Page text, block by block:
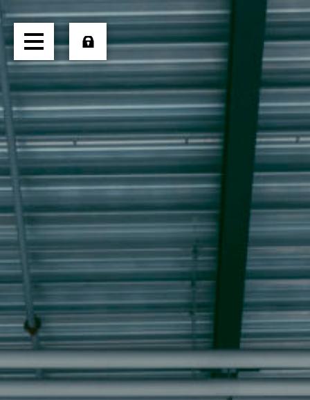
HOME
ÜBER UNS
TRANSPORTE
LOGISTIK
PRODUKTE
JOBS
EXTERN
KUNDENZONE
ADRESSE
Cargo Grischa AG